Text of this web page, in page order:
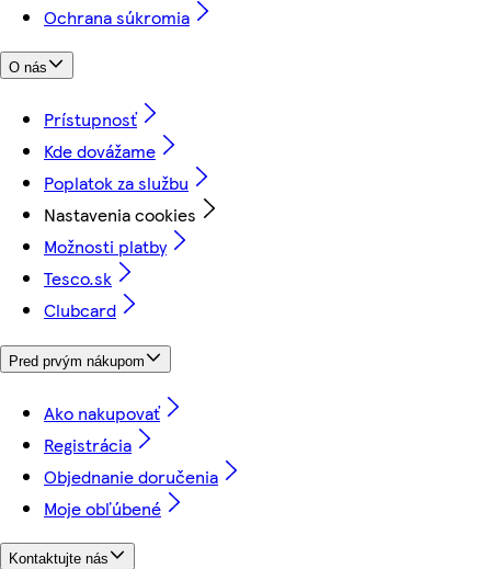
Ochrana súkromia
O nás
Prístupnosť
Kde dovážame
Poplatok za službu
Nastavenia cookies
Možnosti platby
Tesco.sk
Clubcard
Pred prvým nákupom
Ako nakupovať
Registrácia
Objednanie doručenia
Moje obľúbené
Kontaktujte nás